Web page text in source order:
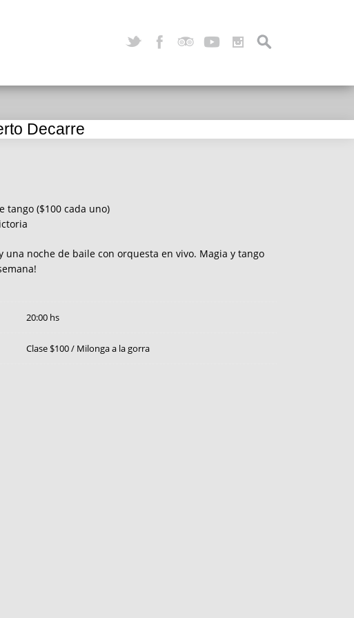
Decarre
tango ($100 cada uno)
una noche de baile con orquesta en vivo. Magia y tango
20:00 hs
Clase $100 / Milonga a la gorra